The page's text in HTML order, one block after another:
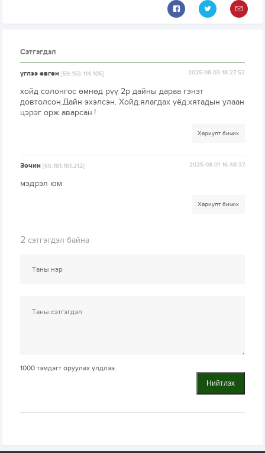
Сэтгэгдэл
үглээ өвгөн[59.153.114.105] 2025-08-03 18:27:52
хойд солонгос өмнөд рүү 2р дайны дараа гэнэт
довтолсон.Дайн эхэлсэн. Хойд.ялагдах үёд.хятадын улаан
цэрэг орж аварсан.!
Хариулт бичих
Зочин[66.181.161.212] 2025-08-01 16:48:37
мэдрэл юм
Хариулт бичих
2 сэтгэгдэл байна
1000 тэмдэгт оруулах үлдлээ.
Нийтлэх